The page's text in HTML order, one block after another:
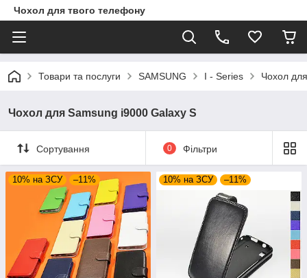
Чохол для твого телефону
Товари та послуги SAMSUNG I - Series Чохол
Чохол для Samsung i9000 Galaxy S
Сортування 0 Фільтри
10% на ЗСУ –11% 10% на ЗСУ –11%